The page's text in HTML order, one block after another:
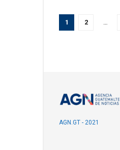
1 2
AGN.GT - 2021